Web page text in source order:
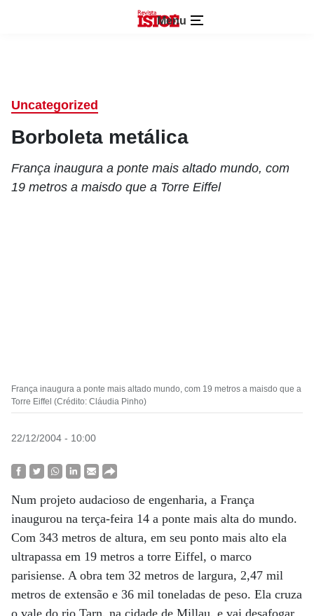
Menu
Uncategorized
Borboleta metálica
França inaugura a ponte mais altado mundo, com
19 metros a maisdo que a Torre Eiffel
França inaugura a ponte mais altado mundo, com 19 metros a maisdo que a
Torre Eiffel (Crédito: Cláudia Pinho)
22/12/2004 - 10:00
Num projeto audacioso de engenharia, a França
inaugurou na terça-feira 14 a ponte mais alta do mundo.
Com 343 metros de altura, em seu ponto mais alto ela
ultrapassa em 19 metros a torre Eiffel, o marco
parisiense. A obra tem 32 metros de largura, 2,47 mil
metros de extensão e 36 mil toneladas de peso. Ela cruza
o vale do rio Tarn, na cidade de Millau, e vai desafogar